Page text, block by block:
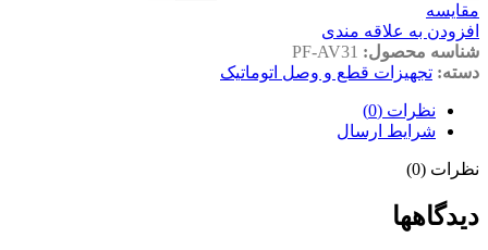
مقايسه
افزودن به علاقه مندی
شناسه محصول: PF-AV31
دسته: تجهیزات قطع و وصل اتوماتیک
نظرات (0)
شرایط ارسال
نظرات (0)
دیدگاهها